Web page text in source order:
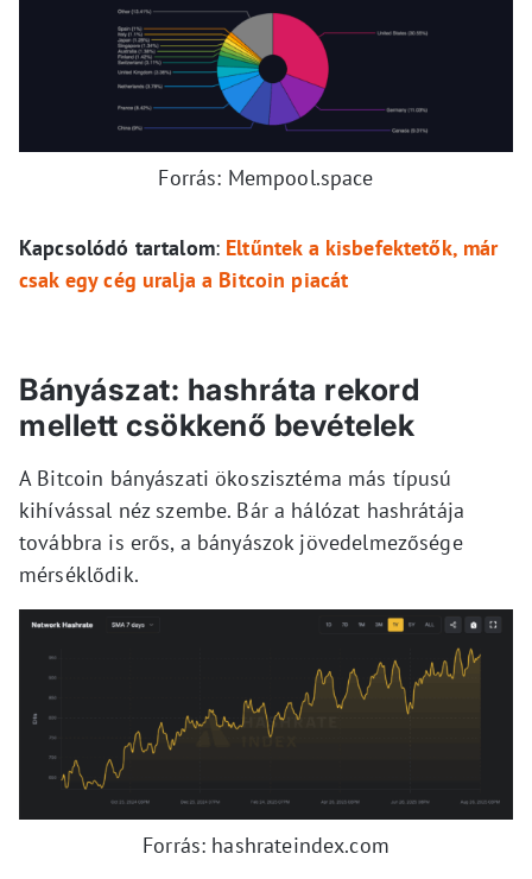
Forrás: Mempool.space
Kapcsolódó tartalom: Eltűntek a kisbefektetők, már
csak egy cég uralja a Bitcoin piacát
Bányászat: hashráta rekord
mellett csökkenő bevételek
A Bitcoin bányászati ökoszisztéma más típusú
kihívással néz szembe. Bár a hálózat hashrátája
továbbra is erős, a bányászok jövedelmezősége
mérséklődik.
Forrás: hashrateindex.com